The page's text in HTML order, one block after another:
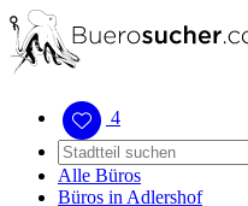
4
Alle Büros
Büros in Adlershof